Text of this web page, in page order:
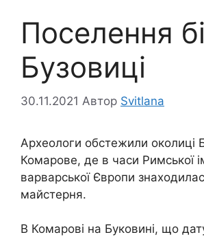
Поселення
Бузовиці
30.11.2021 Автор Svitlana
Археологи обстежили околиці
Комарове, де в часи Римської
варварської Європи
майстерня.
В Комарові на Буковині, що